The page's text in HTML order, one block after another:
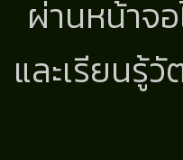
ผ่านหน้าจ
และเรียนรู้